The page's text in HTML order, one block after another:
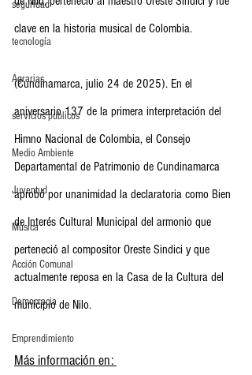
seguridad
tecnología
Agrarias
servicios publicos
Medio Ambiente
Juventud
Música
Acción Comunal
Democracia
Emprendimiento
clave en la historia musical de Colombia.
(Cundinamarca, julio 24 de 2025). En el
aniversario 137 de la primera interpretación del
Himno Nacional de Colombia, el Consejo
Departamental de Patrimonio de Cundinamarca
aprobó por unanimidad la declaratoria como Bien
de Interés Cultural Municipal del armonio que
perteneció al compositor Oreste Sindici y que
actualmente reposa en la Casa de la Cultura del
municipio de Nilo.
Más información en: